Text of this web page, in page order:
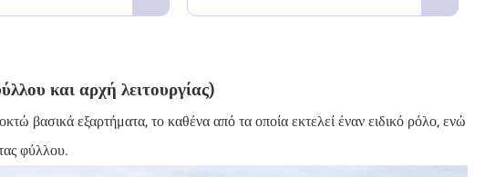
και αρχή λειτουργίας)
βασικά εξαρτήματα, το καθένα από τα οποία εκτελεί έναν ειδικό ρόλο, ενώ
φύλλου.